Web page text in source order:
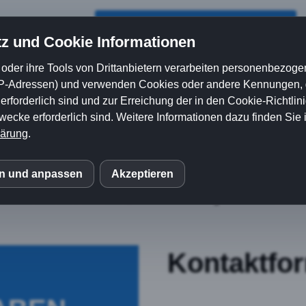
Anfragen haben wir dieses Kontaktformular
und IT-Schrott Entsorgung nutzen Sie das
speziell
keinen Fall für die Übersendung von nicht
Hiermit wird der Benutzung dafür widersprochen.
und Cookie Informationen
ihre Tools von Drittanbietern verarbeiten
Adressen) und verwenden Cookies oder andere Kennungen,
sind und zur Erreichung der in den Cookie-
erforderlich sind. Weitere Informationen dazu finden Sie
.
und anpassen Akzeptieren